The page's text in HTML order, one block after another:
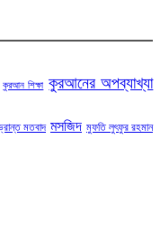
কুরআন শিক্ষা কুরআনের অপব্যাখ্যা
মতবাদ মসজিদ মুফতি লুৎফুর রহমান